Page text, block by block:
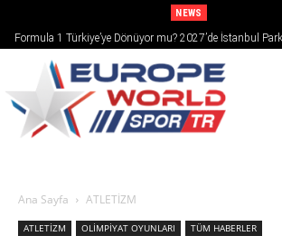
NEWS
Formula 1 Türkiye’ye Dönüyor mu? 2027’de İstanbul
Ana Sayfa ATLETİZM
ATLETİZM OLİMPİYAT OYUNLARI TÜM HABERLER